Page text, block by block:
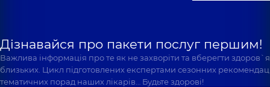
Дізнавайся про пакети послуг першим!
Важлива інформація про те як не захворіти та вберегти
близьких. Цикл підготовлених експертами сезонних
тематичних порад наших лікарів… Будьте здорові!